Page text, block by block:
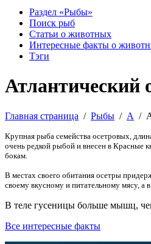
Раздел «Рыбы»
Поиск рыб
Статьи о животных
Интересные факты о
Тэги
Атлантический
Главная страница / Рыбы / А /
Крупная рыба семейства осетровых,
очень редкой рыбой и внесен в Красные
бокам.
В местах своего обитания осетры
своему вкусному и питательному мясу, а
В теле гусеницы больше мышц,
Все интересные факты